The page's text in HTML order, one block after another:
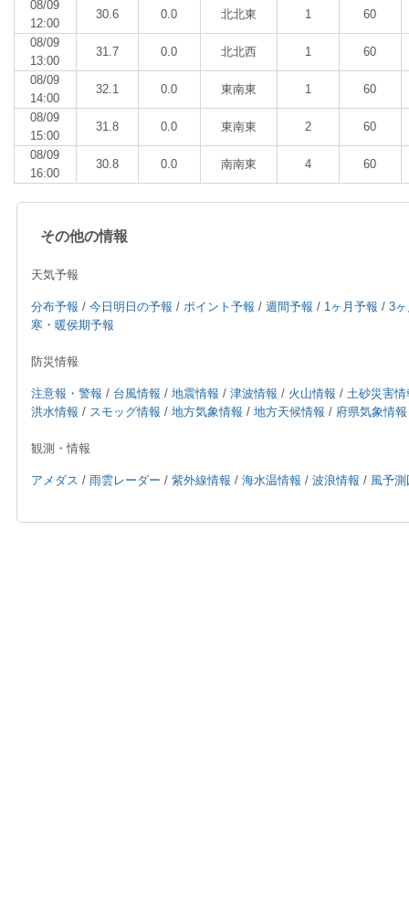
08/09
12:00
30.6 0.0 北北東 1 60
08/09
13:00
31.7 0.0 北北西 1 60
08/09
14:00
32.1 0.0 東南東 1 60
08/09
15:00
31.8 0.0 東南東 2 60
08/09
16:00
30.8 0.0 南南東 4 60
その他の情報
天気予報
分布予報 / 今日明日の予報 / ポイント予報 / 週間予報 / 1ヶ月予報 / 3
寒・暖侯期予報
防災情報
注意報・警報 / 台風情報 / 地震情報 / 津波情報 / 火山情報 / 土砂災害情
洪水情報 / スモッグ情報 / 地方気象情報 / 地方天候情報 / 府県気象情報
観測・情報
アメダス / 雨雲レーダー / 紫外線情報 / 海水温情報 / 波浪情報 / 風予測